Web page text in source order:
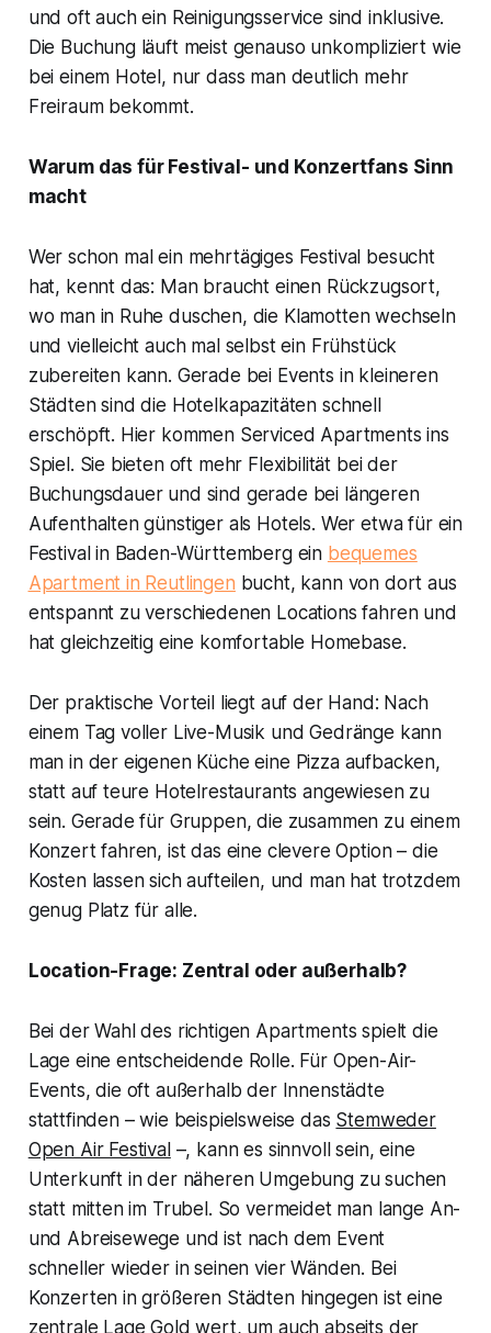
und oft auch ein Reinigungsservice sind inklusive.
Die Buchung läuft meist genauso unkompliziert wie
bei einem Hotel, nur dass man deutlich mehr
Freiraum bekommt.
Warum das für Festival- und Konzertfans Sinn
macht
Wer schon mal ein mehrtägiges Festival besucht
hat, kennt das: Man braucht einen Rückzugsort,
wo man in Ruhe duschen, die Klamotten wechseln
und vielleicht auch mal selbst ein Frühstück
zubereiten kann. Gerade bei Events in kleineren
Städten sind die Hotelkapazitäten schnell
erschöpft. Hier kommen Serviced Apartments ins
Spiel. Sie bieten oft mehr Flexibilität bei der
Buchungsdauer und sind gerade bei längeren
Aufenthalten günstiger als Hotels. Wer etwa für ein
Festival in Baden-Württemberg ein bequemes
Apartment in Reutlingen bucht, kann von dort aus
entspannt zu verschiedenen Locations fahren und
hat gleichzeitig eine komfortable Homebase.
Der praktische Vorteil liegt auf der Hand: Nach
einem Tag voller Live-Musik und Gedränge kann
man in der eigenen Küche eine Pizza aufbacken,
statt auf teure Hotelrestaurants angewiesen zu
sein. Gerade für Gruppen, die zusammen zu einem
Konzert fahren, ist das eine clevere Option – die
Kosten lassen sich aufteilen, und man hat trotzdem
genug Platz für alle.
Location-Frage: Zentral oder außerhalb?
Bei der Wahl des richtigen Apartments spielt die
Lage eine entscheidende Rolle. Für Open-Air-
Events, die oft außerhalb der Innenstädte
stattfinden – wie beispielsweise das Stemweder
Open Air Festival–, kann es sinnvoll sein, eine
Unterkunft in der näheren Umgebung zu suchen
statt mitten im Trubel. So vermeidet man lange An-
und Abreisewege und ist nach dem Event
schneller wieder in seinen vier Wänden. Bei
Konzerten in größeren Städten hingegen ist eine
zentrale Lage Gold wert, um auch abseits der